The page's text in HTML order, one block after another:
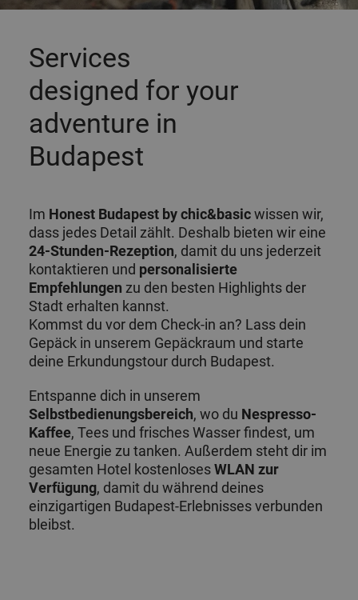
Services
designed for your
adventure in
Budapest
Im Honest Budapest by chic&basicwissen wir,
dass jedes Detail zählt. Deshalb bieten wir eine
24-Stunden-Rezeption, damit du uns jederzeit
kontaktieren und personalisierte
Empfehlungen zu den besten Highlights der
Stadt erhalten kannst.
Kommst du vor dem Check-in an? Lass dein
Gepäck in unserem Gepäckraum und starte
deine Erkundungstour durch Budapest.
Entspanne dich in unserem
Selbstbedienungsbereich, wo du Nespresso-
Kaffee, Tees und frisches Wasser findest, um
neue Energie zu tanken. Außerdem steht dir im
gesamten Hotel kostenlosesWLAN zur
Verfügung, damit du während deines
einzigartigen Budapest-Erlebnisses verbunden
bleibst.